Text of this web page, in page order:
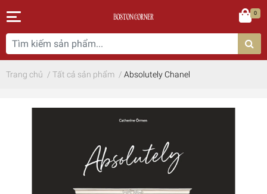
0
Trang chủ / Tất cả sản phẩm / Absolutely Chanel